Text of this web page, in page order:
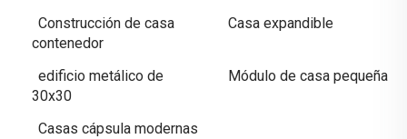
Construcción de casa
contenedor
Casa expandible
edificio metálico de
30x30
Módulo de casa pequeña
Casas cápsula modernas